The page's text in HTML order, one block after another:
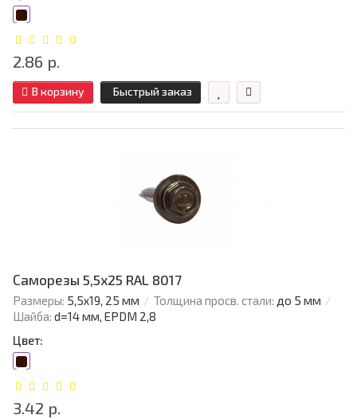
2.86 р.
В корзину Быстрый заказ
Саморезы 5,5х25 RAL 8017
Размеры: 5,5х19, 25 мм Толщина просв. стали: до 5 мм
Шайба: d=14 мм, EPDM 2,8
Цвет:
3.42 р.